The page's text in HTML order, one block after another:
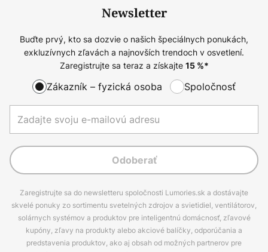
Newsletter
Buďte prvý, kto sa dozvie o našich špeciálnych ponukách,
exkluzívnych zľavách a najnovších trendoch v osvetlení.
Zaregistrujte sa teraz a získajte 15%*
Zákazník – fyzická osoba Spoločnosť
Odoberať
Zaregistrujte sa do newsletteru spoločnosti Lumories.sk a dostávajte
skvelé ponuky zo sortimentu svetelných zdrojov a svietidiel, ventilátorov,
solárnych systémov a produktov pre inteligentnú domácnosť, zľavové
kupóny, zľavy na produkty alebo akciové balíčky, odporúčania a
predstavenia produktov, ako aj obsah od možných partnerov pre